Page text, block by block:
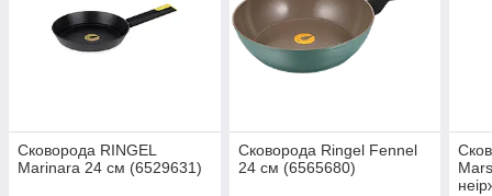
Сковорода RINGEL
Marinara 24 см (6529631)
Сковорода Ringel Fennel
24 см (6565680)